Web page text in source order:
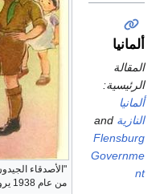
"الأصدقاء
من عام 1938 يروج للتعاون الياباني، الألماني، الإيطالي.
ألمانيا
المقالة
الرئيسية:
ألمانيا
النازية
Flensburg
Governme
nt